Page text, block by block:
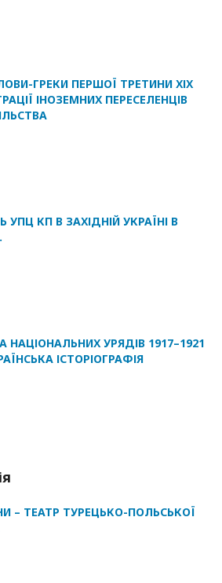
ГРЕКИ ПЕРШОЇ ТРЕТИНИ ХІХ
ІНОЗЕМНИХ ПЕРЕСЕЛЕНЦІВ
УПЦ КП В ЗАХІДНІЙ УКРАЇНІ В
НАЦІОНАЛЬНИХ УРЯДІВ 1917–1921
ІСТОРІОГРАФІЯ
– ТЕАТР ТУРЕЦЬКО-ПОЛЬСЬКОЇ